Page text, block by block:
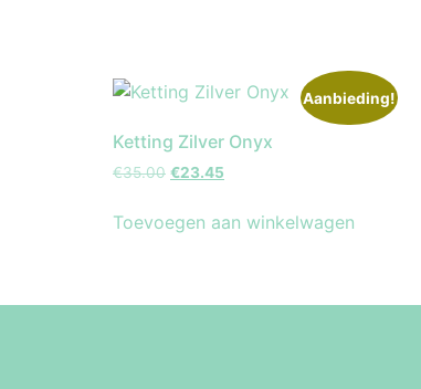
Aanbieding!
Ketting Zilver Onyx
€35.00 €23.45
Toevoegen aan winkelwagen